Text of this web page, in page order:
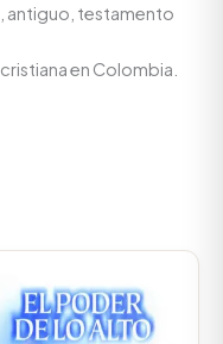
antiguo, testamento
en Colombia.
was:
$164.900.
Current